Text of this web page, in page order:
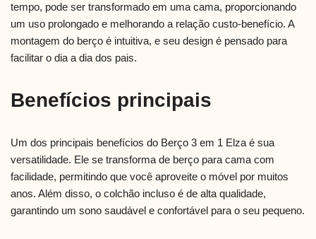
tempo, pode ser transformado em uma cama, proporcionando
um uso prolongado e melhorando a relação custo-benefício. A
montagem do berço é intuitiva, e seu design é pensado para
facilitar o dia a dia dos pais.
Benefícios principais
Um dos principais benefícios do Berço 3 em 1 Elza é sua
versatilidade. Ele se transforma de berço para cama com
facilidade, permitindo que você aproveite o móvel por muitos
anos. Além disso, o colchão incluso é de alta qualidade,
garantindo um sono saudável e confortável para o seu pequeno.